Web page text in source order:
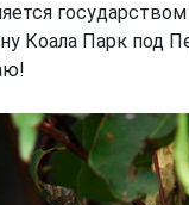
Коала Парк под